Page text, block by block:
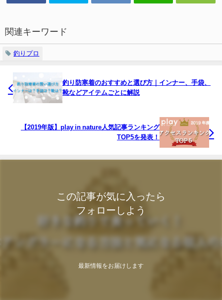
関連キーワード
釣りプロ
釣り防寒着のおすすめと選び方｜インナー、手袋、
靴などアイテムごとに解説
【2019年版】play in nature人気記事ランキング
TOP5を発表！
この記事が気に入ったら
フォローしよう
最新情報をお届けします